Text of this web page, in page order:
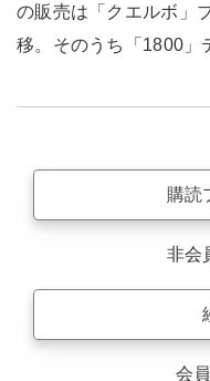
の販売は「クエルボ」
移。そのうち「1800」
購読
非会
会